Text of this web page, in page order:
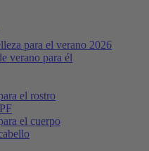
para el verano 2026
verano para él
el rostro
el cuerpo